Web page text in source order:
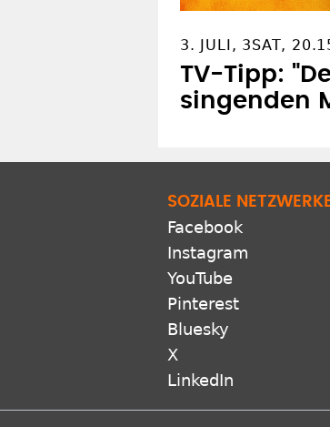
3. JULI, 3SAT,
TV-Tipp:
singenden
SOZIALE
Facebook
Instagram
YouTube
Pinterest
Bluesky
X
LinkedIn